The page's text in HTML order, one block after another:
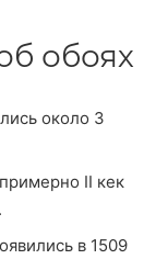
обоях
около 3
II кек
в 1509